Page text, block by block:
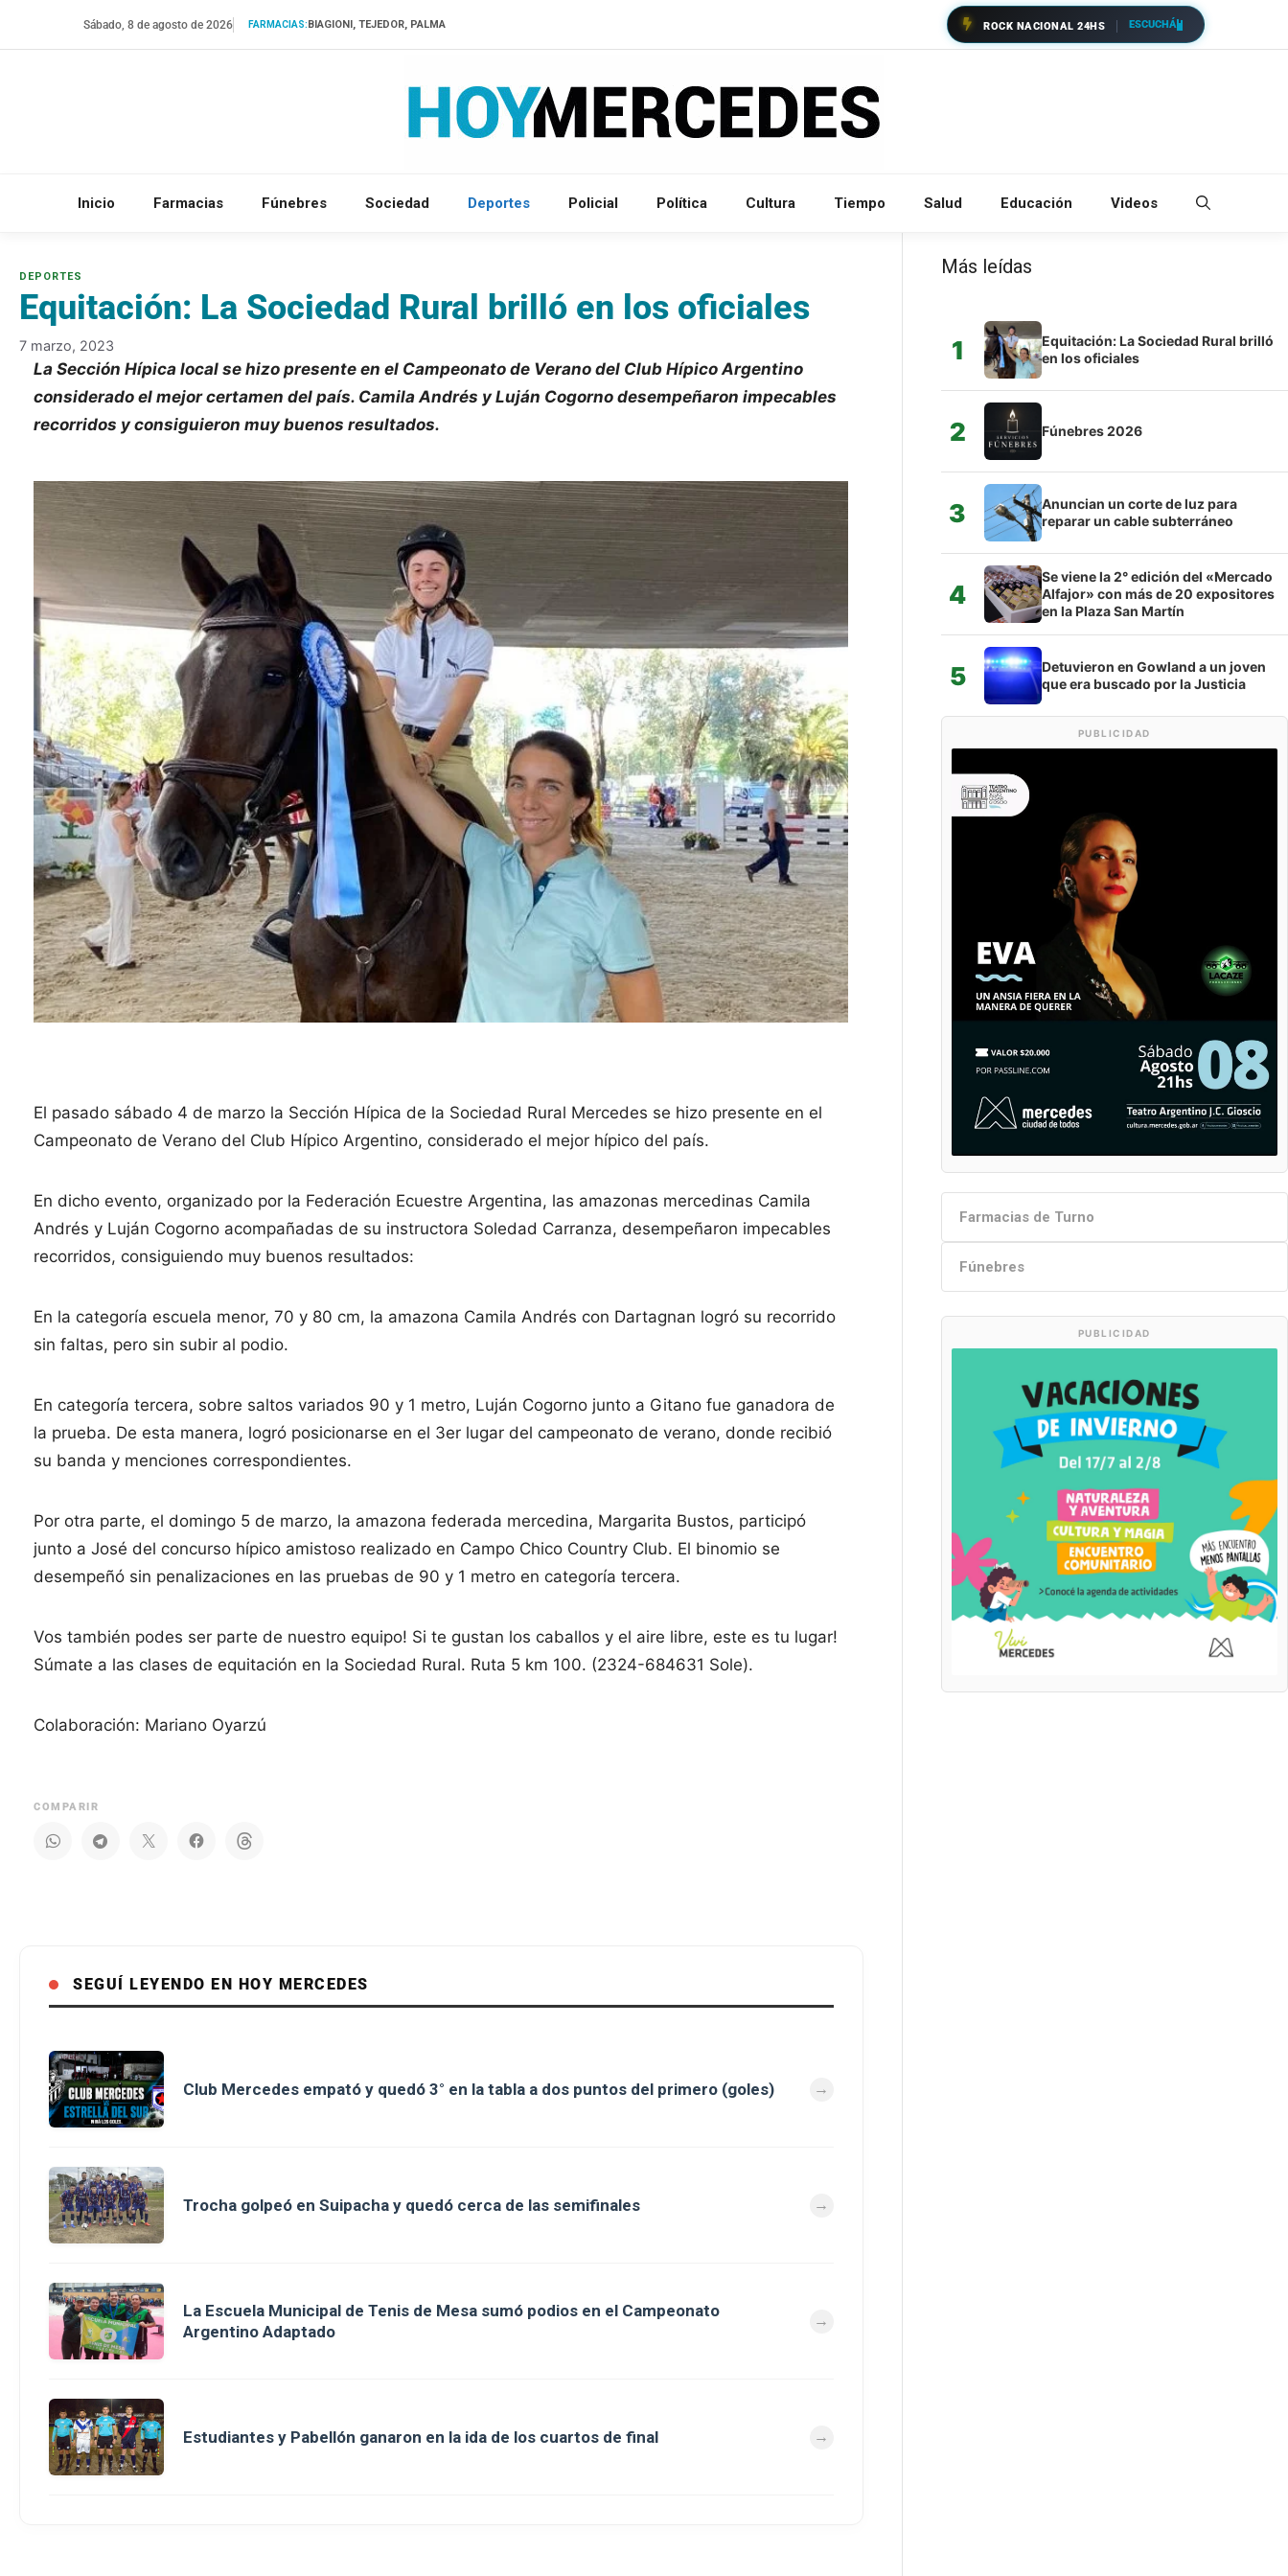
Sábado, 8 de agosto de 2026 FARMACIAS:BIAGIONI, TEJEDOR, PALMA ROCK NACIONAL 24HS ESCUCHÁ
Inicio Farmacias Fúnebres Sociedad Deportes Policial Política Cultura Tiempo Salud Educación Videos
Equitación: La Sociedad Rural brilló en los oficiales
7 marzo, 2023
La Sección Hípica local se hizo presente en el Campeonato de Verano del Club Hípico Argentino
considerado el mejor certamen del país. Camila Andrés y Luján Cogorno desempeñaron impecables
recorridos y consiguieron muy buenos resultados.
El pasado sábado 4 de marzo la Sección Hípica de la Sociedad Rural Mercedes se hizo presente en el
Campeonato de Verano del Club Hípico Argentino, considerado el mejor hípico del país.
En dicho evento, organizado por la Federación Ecuestre Argentina, las amazonas mercedinas Camila
Andrés y Luján Cogorno acompañadas de su instructora Soledad Carranza, desempeñaron impecables
recorridos, consiguiendo muy buenos resultados:
En la categoría escuela menor, 70 y 80 cm, la amazona Camila Andrés con Dartagnan logró su recorrido
sin faltas, pero sin subir al podio.
En categoría tercera, sobre saltos variados 90 y 1 metro, Luján Cogorno junto a Gitano fue ganadora de
la prueba. De esta manera, logró posicionarse en el 3er lugar del campeonato de verano, donde recibió
su banda y menciones correspondientes.
Por otra parte, el domingo 5 de marzo, la amazona federada mercedina, Margarita Bustos, participó
junto a José del concurso hípico amistoso realizado en Campo Chico Country Club. El binomio se
desempeñó sin penalizaciones en las pruebas de 90 y 1 metro en categoría tercera.
Vos también podes ser parte de nuestro equipo! Si te gustan los caballos y el aire libre, este es tu lugar!
Súmate a las clases de equitación en la Sociedad Rural. Ruta 5 km 100. (2324-684631 Sole).
Colaboración: Mariano Oyarzú
COMPARIR
SEGUÍ LEYENDO EN HOY MERCEDES
Club Mercedes empató y quedó 3° en la tabla a dos puntos del primero (goles)
Trocha golpeó en Suipacha y quedó cerca de las semifinales
La Escuela Municipal de Tenis de Mesa sumó podios en el Campeonato
Argentino Adaptado
Estudiantes y Pabellón ganaron en la ida de los cuartos de final
Más leídas
1
Equitación: La Sociedad Rural brilló
en los oficiales
2 Fúnebres 2026
3
Anuncian un corte de luz para
reparar un cable subterráneo
4
Se viene la 2° edición del «Mercado
Alfajor» con más de 20 expositores
en la Plaza San Martín
5
Detuvieron en Gowland a un joven
que era buscado por la Justicia
PUBLICIDAD
Farmacias de Turno
Fúnebres
PUBLICIDAD